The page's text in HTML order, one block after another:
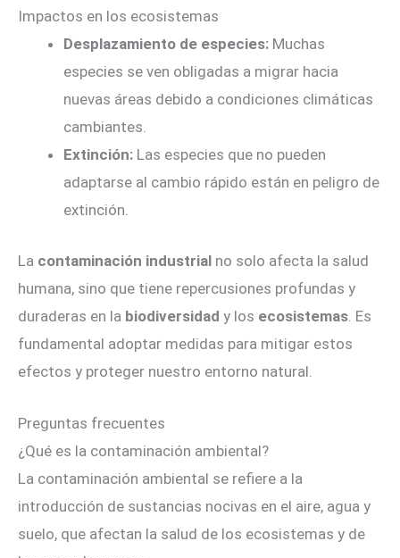
Impactos en los ecosistemas
Desplazamiento de especies: Muchas
especies se ven obligadas a migrar hacia
nuevas áreas debido a condiciones climáticas
cambiantes.
Extinción: Las especies que no pueden
adaptarse al cambio rápido están en peligro de
extinción.
La contaminación industrial no solo afecta la salud
humana, sino que tiene repercusiones profundas y
duraderas en la biodiversidad y los ecosistemas . Es
fundamental adoptar medidas para mitigar estos
efectos y proteger nuestro entorno natural.
Preguntas frecuentes
¿Qué es la contaminación ambiental?
La contaminación ambiental se refiere a la
introducción de sustancias nocivas en el aire, agua y
suelo, que afectan la salud de los ecosistemas y de